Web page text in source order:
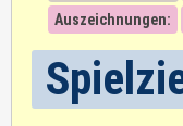
Auszeichnungen: